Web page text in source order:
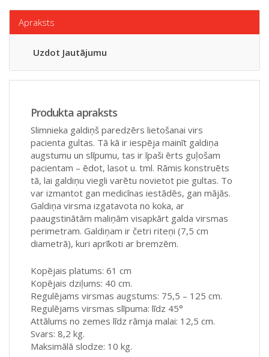
Apraksts
Uzdot Jautājumu
Produkta apraksts
Slimnieka galdiņš paredzērs lietošanai virs
pacienta gultas. Tā kā ir iespēja mainīt galdiņa
augstumu un slīpumu, tas ir īpaši ērts guļošam
pacientam – ēdot, lasot u. tml. Rāmis konstruēts
tā, lai galdiņu viegli varētu novietot pie gultas. To
var izmantot gan medicīnas iestādēs, gan mājās.
Galdiņa virsma izgatavota no koka, ar
paaugstinātām maliņām visapkārt galda virsmas
perimetram. Galdiņam ir četri riteņi (7,5 cm
diametrā), kuri aprīkoti ar bremzēm.
Kopējais platums: 61 cm
Kopējais dziļums: 40 cm.
Regulējams virsmas augstums: 75,5 – 125 cm.
Regulējams virsmas slīpuma: līdz 45°
Attālums no zemes līdz rāmja malai: 12,5 cm.
Svars: 8,2 kg.
Maksimālā slodze: 10 kg.